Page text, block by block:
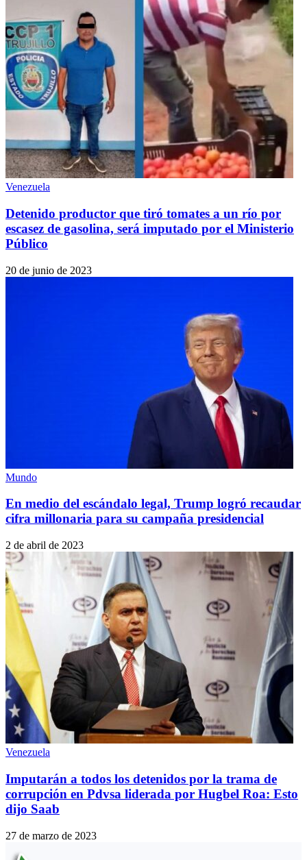
Venezuela
Detenido productor que tiró tomates a un río por
escasez de gasolina, será imputado por el Ministerio
Público
20 de junio de 2023
Mundo
En medio del escándalo legal, Trump logró recaudar
cifra millonaria para su campaña presidencial
2 de abril de 2023
Venezuela
Imputarán a todos los detenidos por la trama de
corrupción en Pdvsa liderada por Hugbel Roa: Esto
dijo Saab
27 de marzo de 2023